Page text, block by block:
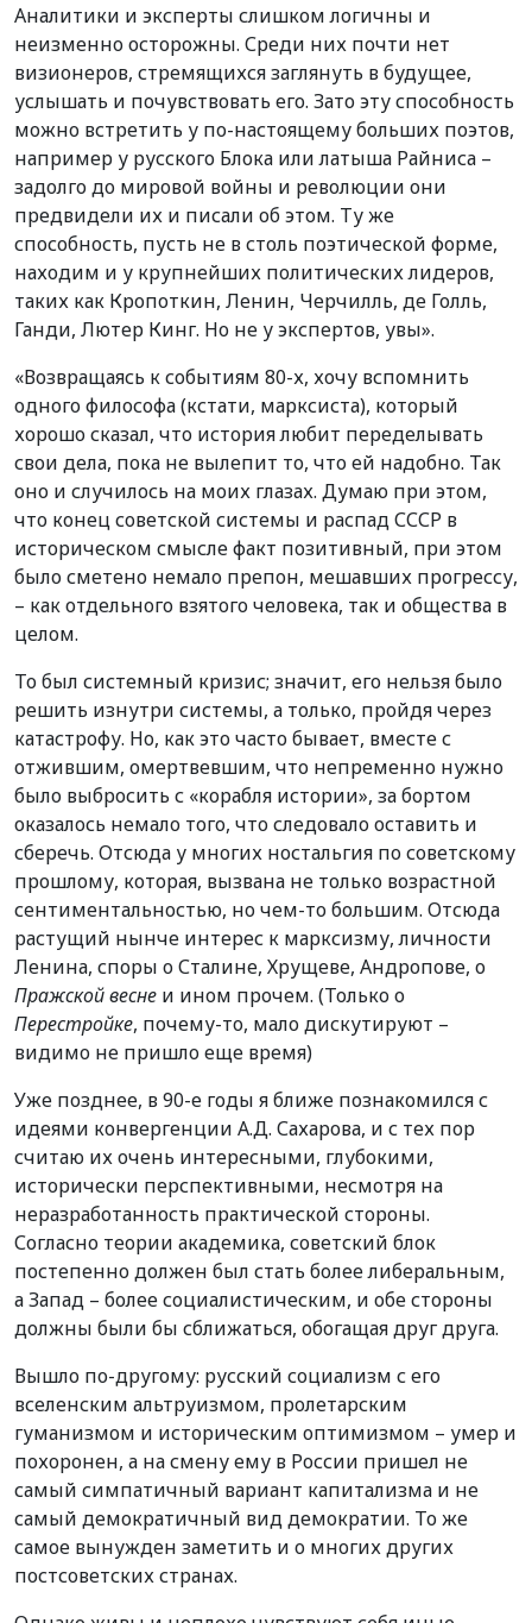
Аналитики и эксперты слишком логичны и
неизменно осторожны. Среди них почти нет
визионеров, стремящихся заглянуть в будущее,
услышать и почувствовать его. Зато эту способность
можно встретить у по-настоящему больших поэтов,
например у русского Блока или латыша Райниса –
задолго до мировой войны и революции они
предвидели их и писали об этом. Ту же
способность, пусть не в столь поэтической форме,
находим и у крупнейших политических лидеров,
таких как Кропоткин, Ленин, Черчилль, де Голль,
Ганди, Лютер Кинг. Но не у экспертов, увы».
«Возвращаясь к событиям 80-х, хочу вспомнить
одного философа (кстати, марксиста), который
хорошо сказал, что история любит переделывать
свои дела, пока не вылепит то, что ей надобно. Так
оно и случилось на моих глазах. Думаю при этом,
что конец советской системы и распад СССР в
историческом смысле факт позитивный, при этом
было сметено немало препон, мешавших прогрессу,
– как отдельного взятого человека, так и общества в
целом.
То был системный кризис; значит, его нельзя было
решить изнутри системы, а только, пройдя через
катастрофу. Но, как это часто бывает, вместе с
отжившим, омертвевшим, что непременно нужно
было выбросить с «корабля истории», за бортом
оказалось немало того, что следовало оставить и
сберечь. Отсюда у многих ностальгия по советскому
прошлому, которая, вызвана не только возрастной
сентиментальностью, но чем-то большим. Отсюда
растущий нынче интерес к марксизму, личности
Ленина, споры о Сталине, Хрущеве, Андропове, о
Пражской весне и ином прочем. (Только о
Перестройке, почему-то, мало дискутируют –
видимо не пришло еще время)
Уже позднее, в 90-е годы я ближе познакомился с
идеями конвергенции А.Д. Сахарова, и с тех пор
считаю их очень интересными, глубокими,
исторически перспективными, несмотря на
неразработанность практической стороны.
Согласно теории академика, советский блок
постепенно должен был стать более либеральным,
а Запад – более социалистическим, и обе стороны
должны были бы сближаться, обогащая друг друга.
Вышло по-другому: русский социализм с его
вселенским альтруизмом, пролетарским
гуманизмом и историческим оптимизмом – умер и
похоронен, а на смену ему в России пришел не
самый симпатичный вариант капитализма и не
самый демократичный вид демократии. То же
самое вынужден заметить и о многих других
постсоветских странах.